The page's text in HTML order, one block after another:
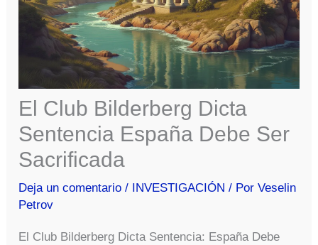
El Club Bilderberg Dicta
Sentencia España Debe Ser
Sacrificada
Deja un comentario / INVESTIGACIÓN / PorVeselin
Petrov
El Club Bilderberg Dicta Sentencia: España Debe